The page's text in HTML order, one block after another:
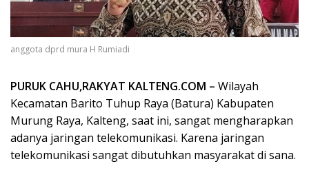
anggota dprd mura H Rumiadi
PURUK CAHU,RAKYAT KALTENG.COM – Wilayah
Kecamatan Barito Tuhup Raya (Batura) Kabupaten
Murung Raya, Kalteng, saat ini, sangat mengharapkan
adanya jaringan telekomunikasi. Karena jaringan
telekomunikasi sangat dibutuhkan masyarakat di sana.